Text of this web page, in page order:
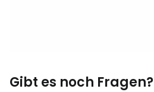
Gibt es noch Fragen?